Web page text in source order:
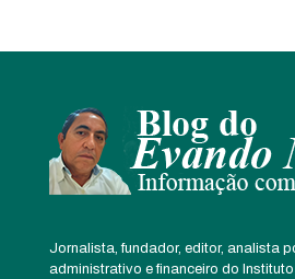
Jornalista, fundador, editor, analista
administrativo e financeiro do